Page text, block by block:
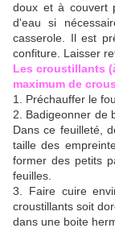
doux et à couvert
d'eau si
casserole. Il est
confiture. Laisser
Les croustillants
maximum de
1. Préchauffer le
2. Badigeonner de
Dans ce feuilleté,
taille des
former des petits
feuilles.
3. Faire cuire
croustillants soit
dans une boite